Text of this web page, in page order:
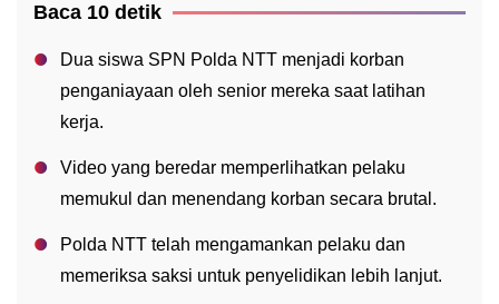
Baca 10 detik
Dua siswa SPN Polda NTT menjadi korban
penganiayaan oleh senior mereka saat latihan
kerja.
Video yang beredar memperlihatkan pelaku
memukul dan menendang korban secara brutal.
Polda NTT telah mengamankan pelaku dan
memeriksa saksi untuk penyelidikan lebih lanjut.